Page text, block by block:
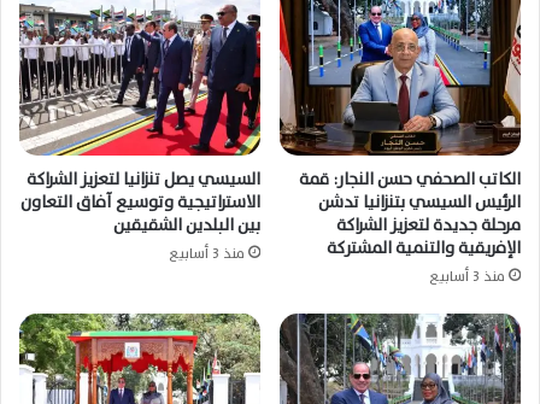
الكاتب الصحفي حسن النجار: قمة
الرئيس السيسي بتنزانيا تدشن
مرحلة جديدة لتعزيز الشراكة
الإفريقية والتنمية المشتركة
منذ 3 أسابيع
السيسي يصل تنزانيا لتعزيز الشراكة
الاستراتيجية وتوسيع آفاق التعاون
بين البلدين الشقيقين
منذ 3 أسابيع